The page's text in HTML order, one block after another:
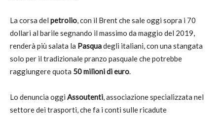
La corsa del petrolio, con il Brent che sale oggi sopra i 70
dollari al barile segnando il massimo da maggio del 2019,
renderà più salata la Pasquadegli italiani, con una stangata
solo per il tradizionale pranzo pasquale che potrebbe
raggiungere quota 50 milioni di euro.
Lo denuncia oggi Assoutenti, associazione specializzata nel
settore dei trasporti, che fa i conti sulle ricadute